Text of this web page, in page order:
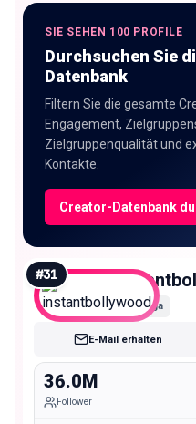
SIE SEHEN 100 PROFILE
Durchsuchen Sie
Datenbank
Filtern Sie die gesamte
Engagement,
Zielgruppenqualität und
Kontakte.
Creator-Datenbank
#31
Mega
E-Mail erhalten
36.0M
Follower